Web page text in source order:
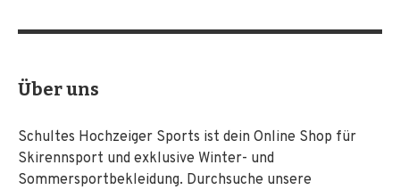
Über uns
Schultes Hochzeiger Sports ist dein Online Shop für
Skirennsport und exklusive Winter- und
Sommersportbekleidung. Durchsuche unsere